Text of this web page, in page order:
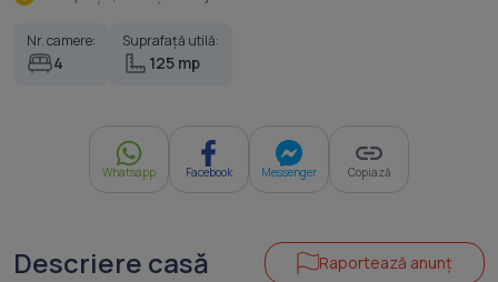
Nr. camere:
4
Suprafață utilă:
125 mp
Whatsapp Facebook Messenger Copiază
Descriere casă Raportează anunț